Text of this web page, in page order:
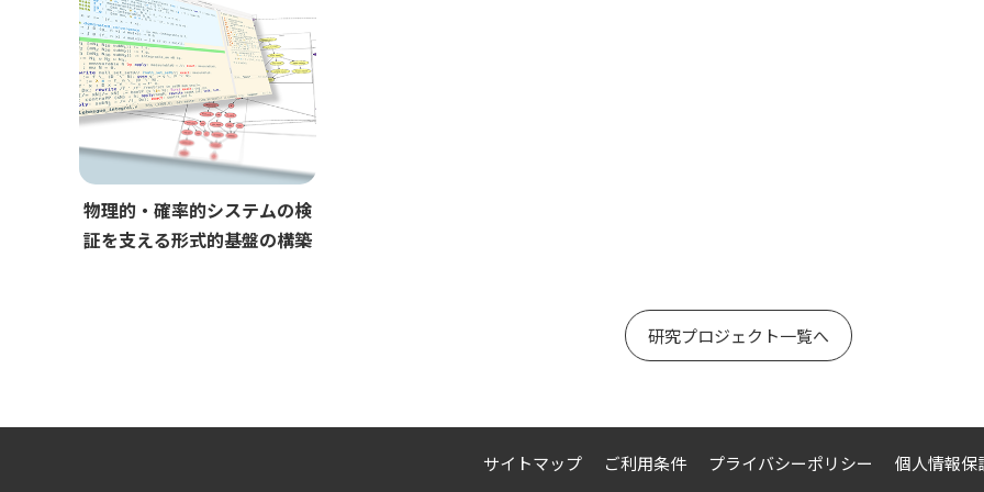
物理的・確率的システムの検
証を支える形式的基盤の構築
研究プロジェクト一覧へ
サイトマップ ご利用条件 プライバシーポリシー 個人情報保